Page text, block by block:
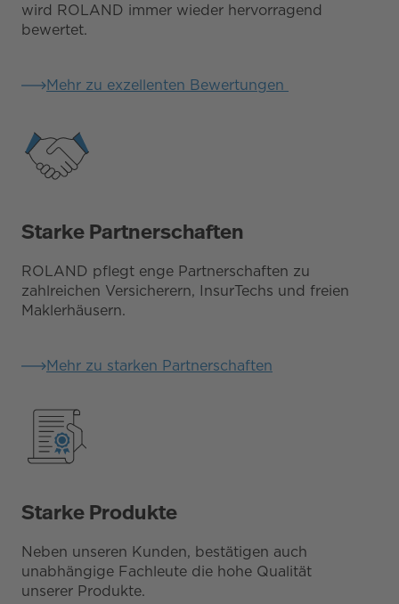
wird ROLAND immer wieder hervorragend
bewertet.
Mehr zu exzellenten Bewertungen
Starke Partnerschaften
ROLAND pflegt enge Partnerschaften zu
zahlreichen Versicherern, InsurTechs und freien
Maklerhäusern.
Mehr zu starken Partnerschaften
Starke Produkte
Neben unseren Kunden, bestätigen auch
unabhängige Fachleute die hohe Qualität
unserer Produkte.